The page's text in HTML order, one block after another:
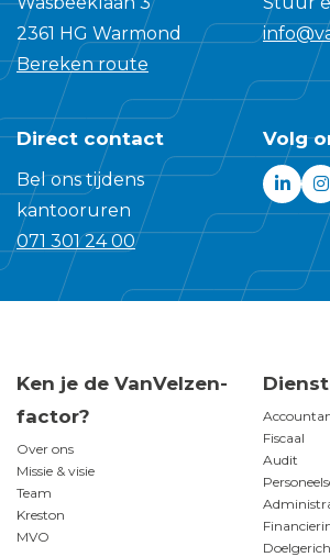
de
een
wisseling
het recht
2361 HG Warmond
Bereken route
Direct contact
Bel ons tijdens
kantooruren
071 301 24 00
Volg
Ken je de VanVelzen-
factor?
Over ons
Missie & visie
Team
Kreston
MVO
Fiscaal
Audit